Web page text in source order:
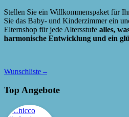
Stellen Sie ein Willkommenspaket für
Sie das Baby- und Kinderzimmer ein
Elternshop für jede Altersstufe alles,
harmonische Entwicklung und ein
Wunschliste –
Top Angebote